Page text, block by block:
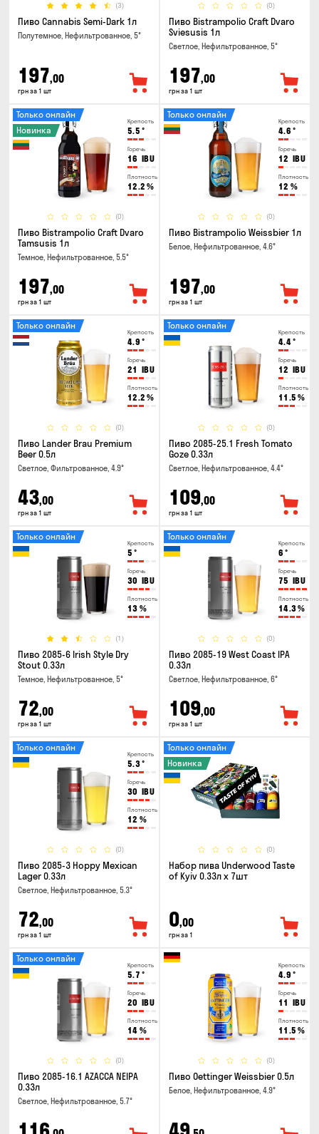
(3)
Пиво Cannabis Semi-Dark 1л
Полутемное, Нефильтрованное, 5°
197,00
грн за 1 шт
(0)
Пиво Bistrampolio Craft Dvaro
Sviesusis 1л
Светлое, Нефильтрованное, 5°
197,00
грн за 1 шт
Крепость
5.5 °
Горечь
16 IBU
Плотность
12.2 %
(0)
Только онлайн
Новинка
Пиво Bistrampolio Craft Dvaro
Tamsusis 1л
Темное, Нефильтрованное, 5.5°
197,00
грн за 1 шт
Крепость
4.6 °
Горечь
12 IBU
Плотность
12 %
(0)
Только онлайн
Пиво Bistrampolio Weissbier 1л
Белое, Нефильтрованное, 4.6°
197,00
грн за 1 шт
Крепость
4.9 °
Горечь
21 IBU
Плотность
12.2 %
(0)
Только онлайн
Пиво Lander Brau Premium
Beer 0.5л
Светлое, Фильтрованное, 4.9°
43,00
грн за 1 шт
Крепость
4.4°
Горечь
12 IBU
Плотность
11.5 %
(0)
Только онлайн
Пиво 2085-25.1 Fresh Tomato
Goze 0.33л
Светлое, Нефильтрованное, 4.4°
109,00
грн за 1 шт
Крепость
5 °
Горечь
30 IBU
Плотность
13 %
(1)
Только онлайн
Пиво 2085-6 Irish Style Dry
Stout 0.33л
Темное, Нефильтрованное, 5°
72,00
грн за 1 шт
Крепость
6 °
Горечь
75 IBU
Плотность
14.3%
(0)
Только онлайн
Пиво 2085-19 West Coast IPA
0.33л
Светлое, Нефильтрованное, 6°
109,00
грн за 1 шт
Крепость
5.3°
Горечь
30 IBU
Плотность
12 %
(0)
Только онлайн
Пиво 2085-3 Hoppy Mexican
Lager 0.33л
Светлое, Нефильтрованное, 5.3°
72,00
грн за 1 шт
(0)
Только онлайн
Новинка
Набор пива Underwood Taste
of Kyiv 0.33л x 7шт
0,00
грн за 1
Крепость
5.7 °
Горечь
20 IBU
Плотность
14 %
(0)
Только онлайн
Пиво 2085-16.1 AZACCA NEIPA
0.33л
Светлое, Нефильтрованное, 5.7°
Крепость
4.9 °
Горечь
11 IBU
Плотность
11.5 %
(0)
Пиво Oettinger Weissbier 0.5л
Белое, Нефильтрованное, 4.9°